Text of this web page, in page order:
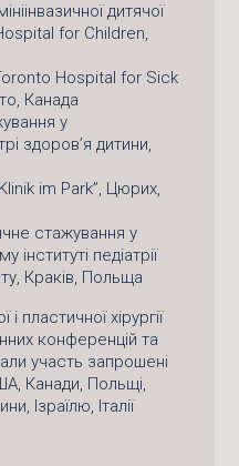
дитячої
for Children,
Hospital for Sick
Канада
у
здоров’я дитини,
im Park”, Цюрих,
стажування у
педіатрії
Краків, Польща
і пластичної хірургії
конференцій та
участь запрошені
Канади, Польщі,
Ізраїлю, Італії